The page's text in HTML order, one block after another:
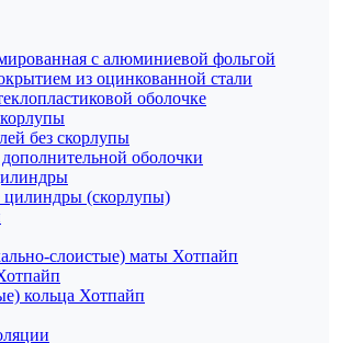
с алюминиевой фольгой
из оцинкованной стали
оболочке
без скорлупы
оболочки
цилиндры (скорлупы)
слоистые) маты Хотпайп
кольца Хотпайп